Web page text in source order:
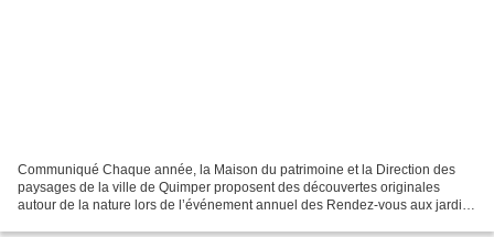
Communiqué Chaque année, la Maison du patrimoine et la Direction des
paysages de la ville de Quimper proposent des découvertes originales
autour de la nature lors de l’événement annuel des Rendez-vous aux jardins